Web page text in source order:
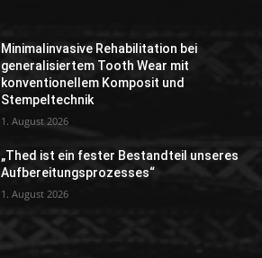
Minimalinvasive Rehabilitation bei
generalisiertem Tooth Wear mit
konventionellem Komposit und
Stempeltechnik
1. August 2026
„Thed ist ein fester Bestandteil unseres
Aufbereitungsprozesses“
1. August 2026